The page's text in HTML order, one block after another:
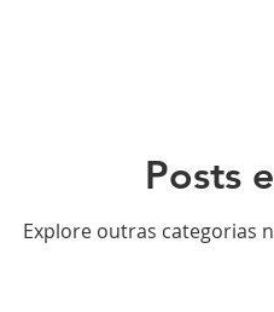
Posts
Explore outras categorias